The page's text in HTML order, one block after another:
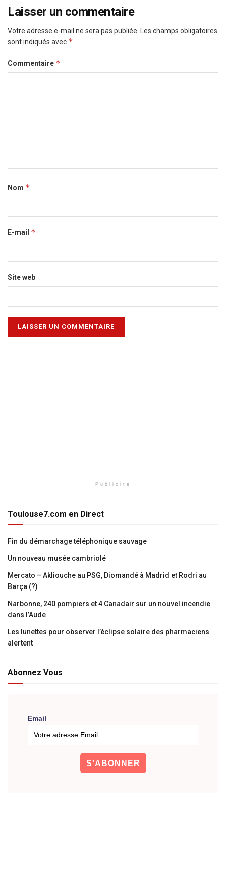
Laisser un commentaire
Votre adresse e-mail ne sera pas publiée. Les champs obligatoires
sont indiqués avec *
Commentaire *
Nom *
E-mail *
Site web
Publicité
Toulouse7.com en Direct
Fin du démarchage téléphonique sauvage
Un nouveau musée cambriolé
Mercato – Akliouche au PSG, Diomandé à Madrid et Rodri au
Barça (?)
Narbonne, 240 pompiers et 4 Canadair sur un nouvel incendie
dans l’Aude
Les lunettes pour observer l’éclipse solaire des pharmaciens
alertent
Abonnez Vous
Email